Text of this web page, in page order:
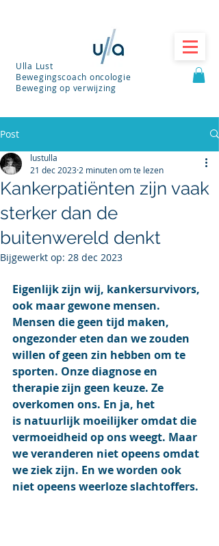
Ulla Lust
Bewegingscoach oncologie
Beweging op verwijzing
Post
Kankerpatiënten zijn vaak
sterker dan de
buitenwereld denkt
lustulla
21 dec 2023 2 minuten om te lezen
Bijgewerkt op: 28 dec 2023
Eigenlijk zijn wij, kankersurvivors,
ook maar gewone mensen.
Mensen die geen tijd maken,
ongezonder eten dan we zouden
willen of geen zin hebben om te
sporten. Onze diagnose en
therapie zijn geen keuze. Ze
overkomen ons. En ja, het
is natuurlijk moeilijker omdat die
vermoeidheid op ons weegt. Maar
we veranderen niet opeens omdat
we ziek zijn. En we worden ook
niet opeens weerloze slachtoffers.